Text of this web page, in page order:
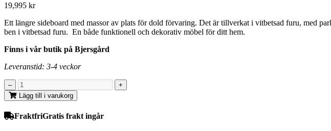
19,995 kr
Ett längre sideboard med massor av plats för dold förvaring. Det är tillverkat i vitbetsad furu, med
ben i vitbetsad furu. En både funktionell och dekorativ möbel för ditt hem.
Finns i vår butik på Bjersgård
Leveranstid: 3-4 veckor
Lägg till i varukorg
FraktfriGratis frakt ingår